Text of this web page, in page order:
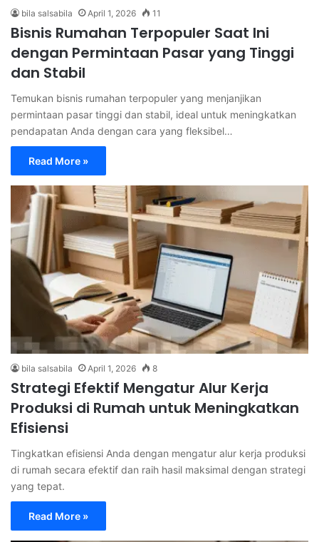
bila salsabila April 1, 2026 11
Bisnis Rumahan Terpopuler Saat Ini
dengan Permintaan Pasar yang Tinggi
dan Stabil
Temukan bisnis rumahan terpopuler yang menjanjikan
permintaan pasar tinggi dan stabil, ideal untuk meningkatkan
pendapatan Anda dengan cara yang fleksibel…
Read More »
bila salsabila April 1, 2026 8
Strategi Efektif Mengatur Alur Kerja
Produksi di Rumah untuk Meningkatkan
Efisiensi
Tingkatkan efisiensi Anda dengan mengatur alur kerja produksi
di rumah secara efektif dan raih hasil maksimal dengan strategi
yang tepat.
Read More »